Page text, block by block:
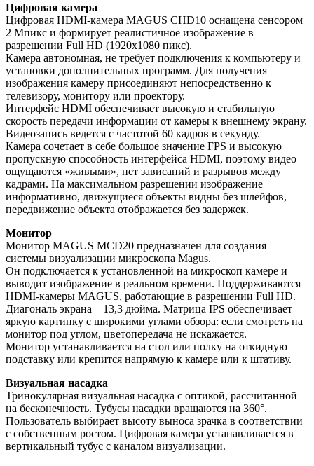
Цифровая камера
Цифровая HDMI-камера MAGUS CHD10 оснащена сенсором
2 Мпикс и формирует реалистичное изображение в
разрешении Full HD (1920x1080 пикс).
Камера автономная, не требует подключения к компьютеру и
установки дополнительных программ. Для получения
изображения камеру присоединяют непосредственно к
телевизору, монитору или проектору.
Интерфейс HDMI обеспечивает высокую и стабильную
скорость передачи информации от камеры к внешнему экрану.
Видеозапись ведется с частотой 60 кадров в секунду.
Камера сочетает в себе большое значение FPS и высокую
пропускную способность интерфейса HDMI, поэтому видео
ощущаются «живыми», нет зависаний и разрывов между
кадрами. На максимальном разрешении изображение
информативно, движущиеся объекты видны без шлейфов,
передвижение объекта отображается без задержек.
Монитор
Монитор MAGUS MCD20 предназначен для создания
системы визуализации микроскопа Magus.
Он подключается к установленной на микроскоп камере и
выводит изображение в реальном времени. Поддерживаются
HDMI-камеры MAGUS, работающие в разрешении Full HD.
Диагональ экрана – 13,3 дюйма. Матрица IPS обеспечивает
яркую картинку с широкими углами обзора: если смотреть на
монитор под углом, цветопередача не искажается.
Монитор устанавливается на стол или полку на откидную
подставку или крепится напрямую к камере или к штативу.
Визуальная насадка
Тринокулярная визуальная насадка с оптикой, рассчитанной
на бесконечность. Тубусы насадки вращаются на 360°.
Пользователь выбирает высоту выноса зрачка в соответствии
с собственным ростом. Цифровая камера устанавливается в
вертикальный тубус с каналом визуализации.